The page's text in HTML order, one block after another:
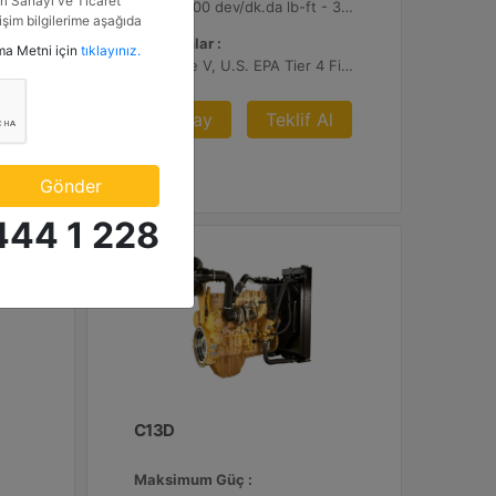
4056 1.200 dev/dk.da lb-ft - 5499 1.200 dev/dk.da Nm
2360 1.300 dev/dk.da lb-ft - 3200 1.300 dev/dk.da Nm
Emisyonlar :
EU Stage V, U.S. EPA Tier 4 Final, Korea Stage V, Japan 2014, China NRIV
Detay Teklif Al
C13D
Maksimum Güç :
bilgilerime aşağıda
veriyorum.
Metni için tıklayınız.
Gönder
1 228